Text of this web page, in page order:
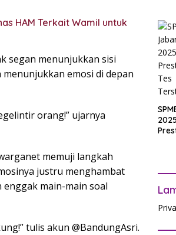
HAM Terkait Wamil untuk
segan menunjukkan sisi
emosi di depan
orang!” ujarnya
memuji langkah
justru menghambat
main-main soal
tulis akun @BandungAsri.